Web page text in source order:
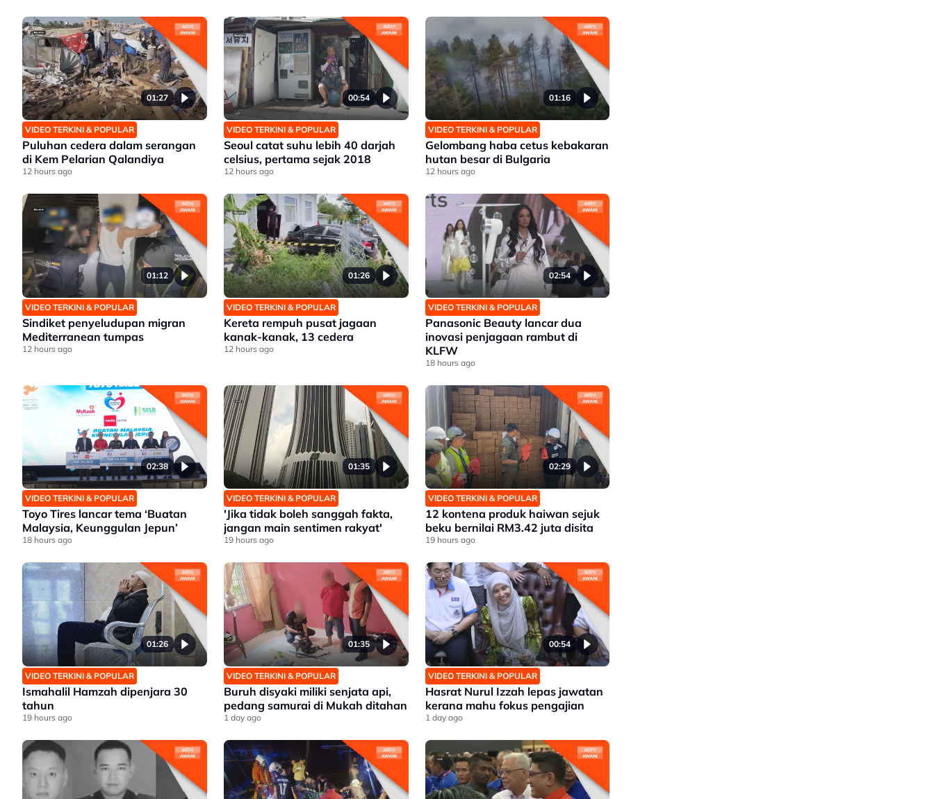
01:27
VIDEO TERKINI & POPULAR
Puluhan cedera dalam serangan
di Kem Pelarian Qalandiya
12 hours ago
00:54
VIDEO TERKINI & POPULAR
Seoul catat suhu lebih 40 darjah
celsius, pertama sejak 2018
12 hours ago
01:16
VIDEO TERKINI & POPULAR
Gelombang haba cetus kebakaran
hutan besar di Bulgaria
12 hours ago
01:12
VIDEO TERKINI & POPULAR
Sindiket penyeludupan migran
Mediterranean tumpas
12 hours ago
01:26
VIDEO TERKINI & POPULAR
Kereta rempuh pusat jagaan
kanak-kanak, 13 cedera
12 hours ago
02:54
VIDEO TERKINI & POPULAR
Panasonic Beauty lancar dua
inovasi penjagaan rambut di
KLFW
18 hours ago
02:38
VIDEO TERKINI & POPULAR
Toyo Tires lancar tema ‘Buatan
Malaysia, Keunggulan Jepun’
18 hours ago
01:35
VIDEO TERKINI & POPULAR
'Jika tidak boleh sanggah fakta,
jangan main sentimen rakyat'
19 hours ago
02:29
VIDEO TERKINI & POPULAR
12 kontena produk haiwan sejuk
beku bernilai RM3.42 juta disita
19 hours ago
01:26
VIDEO TERKINI & POPULAR
Ismahalil Hamzah dipenjara 30
tahun
19 hours ago
01:35
VIDEO TERKINI & POPULAR
Buruh disyaki miliki senjata api,
pedang samurai di Mukah ditahan
1 day ago
00:54
VIDEO TERKINI & POPULAR
Hasrat Nurul Izzah lepas jawatan
kerana mahu fokus pengajian
1 day ago